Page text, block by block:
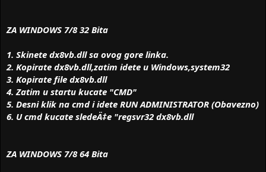
ZA WINDOWS 7/8 32 Bita
1. Skinete dx8vb.dllsa ovog gore linka.
2. Kopirate dx8vb.dll,zatim idete u Windows,system32
3. Kopirate file dx8vb.dll
4. Zatim u startu kucate "CMD"
5. Desni klik na cmd i idete RUN ADMINISTRATOR (Obavezno)
6. U cmd kucate sledeÄ‡e "regsvr32 dx8vb.dll
ZA WINDOWS 7/8 64 Bita